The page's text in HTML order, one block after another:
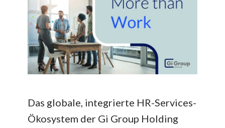
Das globale, integrierte HR-Services-
Ökosystem der Gi Group Holding